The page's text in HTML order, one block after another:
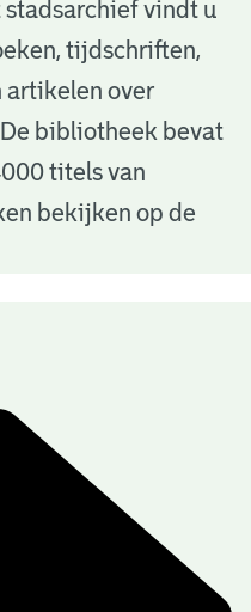
vindt u
tijdschriften,
artikelen over
bibliotheek bevat
titels van
bekijken op de